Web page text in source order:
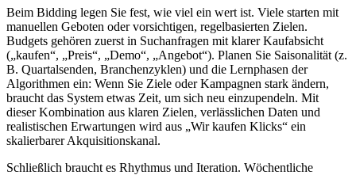
Beim Bidding legen Sie fest, wie viel ein wert ist. Viele starten mit
manuellen Geboten oder vorsichtigen, regelbasierten Zielen.
Budgets gehören zuerst in Suchanfragen mit klarer Kaufabsicht
(„kaufen“, „Preis“, „Demo“, „Angebot“). Planen Sie Saisonalität (z.
B. Quartalsenden, Branchenzyklen) und die Lernphasen der
Algorithmen ein: Wenn Sie Ziele oder Kampagnen stark ändern,
braucht das System etwas Zeit, um sich neu einzupendeln. Mit
dieser Kombination aus klaren Zielen, verlässlichen Daten und
realistischen Erwartungen wird aus „Wir kaufen Klicks“ ein
skalierbarer Akquisitionskanal.
Schließlich braucht es Rhythmus und Iteration. Wöchentliche